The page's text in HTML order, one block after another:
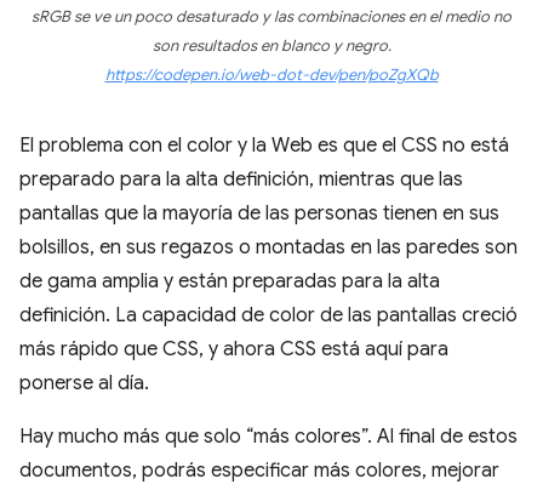
sRGB se ve un poco desaturado y las combinaciones en el medio no
son resultados en blanco y negro.
https://codepen.io/web-dot-dev/pen/poZgXQb
El problema con el color y la Web es que el CSS no está
preparado para la alta definición, mientras que las
pantallas que la mayoría de las personas tienen en sus
bolsillos, en sus regazos o montadas en las paredes son
de gama amplia y están preparadas para la alta
definición. La capacidad de color de las pantallas creció
más rápido que CSS, y ahora CSS está aquí para
ponerse al día.
Hay mucho más que solo “más colores”. Al final de estos
documentos, podrás especificar más colores, mejorar